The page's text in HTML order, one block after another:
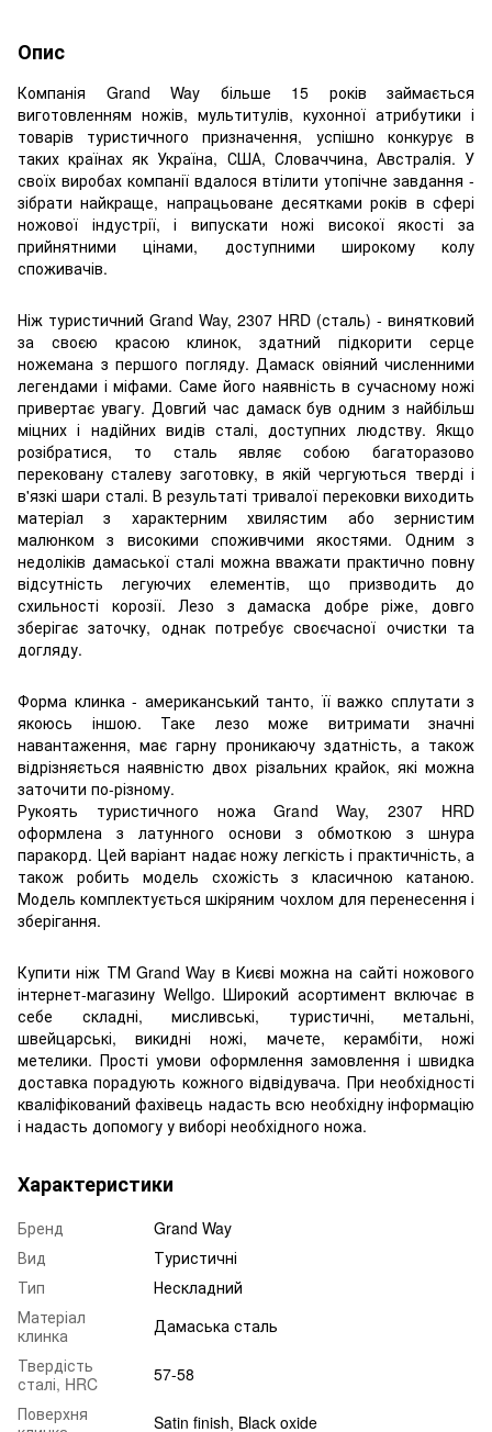
Опис
Компанія Grand Way більше 15 років займається
виготовленням ножів, мультитулів, кухонної атрибутики і
товарів туристичного призначення, успішно конкурує в
таких країнах як Україна, США, Словаччина, Австралія. У
своїх виробах компанії вдалося втілити утопічне завдання -
зібрати найкраще, напрацьоване десятками років в сфері
ножової індустрії, і випускати ножі високої якості за
прийнятними цінами, доступними широкому колу
споживачів.
Ніж туристичний Grand Way, 2307 HRD (сталь) - винятковий
за своєю красою клинок, здатний підкорити серце
ножемана з першого погляду. Дамаск овіяний численними
легендами і міфами. Саме його наявність в сучасному ножі
привертає увагу. Довгий час дамаск був одним з найбільш
міцних і надійних видів сталі, доступних людству. Якщо
розібратися, то сталь являє собою багаторазово
перековану сталеву заготовку, в якій чергуються тверді і
в'язкі шари сталі. В результаті тривалої перековки виходить
матеріал з характерним хвилястим або зернистим
малюнком з високими споживчими якостями. Одним з
недоліків дамаської сталі можна вважати практично повну
відсутність легуючих елементів, що призводить до
схильності корозії. Лезо з дамаска добре ріже, довго
зберігає заточку, однак потребує своєчасної очистки та
догляду.
Форма клинка - американський танто, її важко сплутати з
якоюсь іншою. Таке лезо може витримати значні
навантаження, має гарну проникаючу здатність, а також
відрізняється наявністю двох різальних крайок, які можна
заточити по-різному.
Рукоять туристичного ножа Grand Way, 2307 HRD
оформлена з латунного основи з обмоткою з шнура
паракорд. Цей варіант надає ножу легкість і практичність, а
також робить модель схожість з класичною катаною.
Модель комплектується шкіряним чохлом для перенесення і
зберігання.
Купити ніж ТМ Grand Way в Києві можна на сайті ножового
інтернет-магазину Wellgo. Широкий асортимент включає в
себе складні, мисливські, туристичні, метальні,
швейцарські, викидні ножі, мачете, керамбіти, ножі
метелики. Прості умови оформлення замовлення і швидка
доставка порадують кожного відвідувача. При необхідності
кваліфікований фахівець надасть всю необхідну інформацію
і надасть допомогу у виборі необхідного ножа.
Характеристики
Бренд
Grand Way
Вид
Туристичні
Тип
Нескладний
Матеріал
клинка
Дамаська сталь
Твердість
сталі, HRC
57-58
Поверхня
Satin finish, Black oxide